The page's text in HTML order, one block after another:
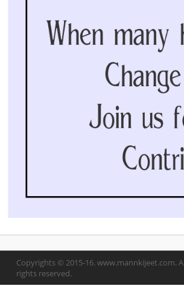
Copyrights © 2015-16. www.mannkijeet.com.
rights reserved.